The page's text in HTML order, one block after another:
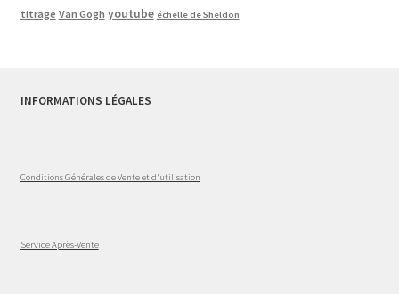
titrage Van Gogh youtube échelle de Sheldon
INFORMATIONS LÉGALES
Conditions Générales de Vente et d'utilisation
Service Après-Vente